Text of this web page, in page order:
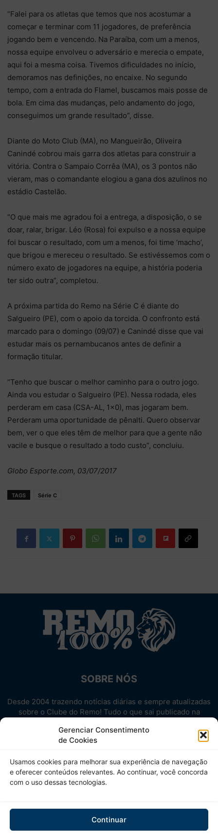
Gerenciar Consentimento
de Cookies
Usamos cookies para melhorar sua experiência de navegação
e oferecer conteúdos relevantes. Ao continuar, você concorda
com o uso dessas tecnologias.
Continuar
“Falei para os atletas que temos que nos acostumar a
começar e terminar com 11 jogadores, de preferência
jogando bem e vencendo. Na Paraíba, com um a menos,
nossa equipe envolveu o adversário e merecia o empate,
aqui foi a mesma coisa. Tivemos dificuldades no início,
demoramos nas definições, no encaixe. No segundo
tempo, com a entrada do Flamel, buscamos mais posse de
bola. Em cima das mudanças, pelo andamento do jogo,
conseguimos um grande resultado”, disse.
Diante do Moto Club (MA), no Mangueirão, Oliveira
Canindé cobrou mais garra dos atletas para construir a
vitória. Contra o Sampaio Corrêa (MA), os 3 pontos não
vieram, mas o comandante elogiou a gana dos azulinos no
estádio Castelão.
“O que mais me agradou foi a entrega, a disposição, o se
doar, ralar, brigar. Léo (Rosa) foi expulso e a nossa equipe
foi buscar o resultado, com um a menos, foi time ‘macho’,
que brigou e mereceu o resultado. Se estivéssemos com o
número exato de jogadores na equipe, a história poderia
ter sido outra”, completou.
A próxima partida do Remo na Série C é diante do
Salgueiro (PE), com o apoio da torcida. O confronto está
marcado para o domingo (09/07) e Canindé disse que vai
estudar mais os pernambucanos antes de definir a
formação titular.
“Tenho que buscar o melhor caminho para o outro jogo.
Ainda vou estudar o Salgueiro (PE). Nessa rodada, eles
perderam em casa (CSA-AL, 1×0), mas jogaram bem.
Perderam uma oportunidade de pênalti. Quero observar
bem, ver o que eles têm de melhor para que a gente não
vacile e busque o resultado a todo custo”, concluiu.
Globo Esporte.com, 03/07/2017
TAGS Série C
SOBRE NÓS
Desde 2004 trazendo notícias diárias e sempre atualizadas
sobre o Clube do Remo! Tudo o que sai publicado na
Aproveite! Site não-oficial.
SIGA-NOS